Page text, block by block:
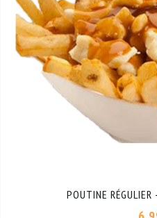
POUTINE RÉGULIER